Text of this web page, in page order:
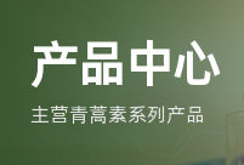
产品中心
主营青蒿素系列产品